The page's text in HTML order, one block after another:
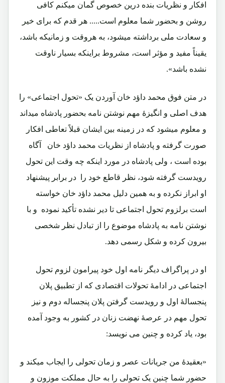
افکار و نظریات بنده درین خصوص گمان میکنم کافی
روشن و بحضور شما معلوم است..... هر قدم که برای خیر
و سعادت ملی برداشته میشود، به هروقت و زمانیکه باشد،
یقیناً مفید و مؤثر است، مشروط براینکه بسیار ناوقت
نشده باشد».
در متن فوق محمد داؤد خان آوردن یک «تحول اجتماعی» را
هدف اصلی و انگیزۀ مهم نوشتن نامه بحضور پادشاه میداند
و معلوم میشود که در زمینه بین ایشان قبلاً تعاطی افکار
صورت گرفته و پادشاه از نظریات محمد داؤد خان آگاه
بوده است ، ولی پادشاه در مورد اینکه چه وقت این تحول
رویدست گرفته شود، نظر قاطع خود را در برابر پیشنهاد
او ابراز نکرده و به همین دلیل محمد داؤد خان خواسته
است برلزوم تحول اجتماعی تا دیر نشده تأکید نموده و با
نوشتن نامه به پادشاه موضوع را از تبادل نظر شخصی
بیرون کرده و شکل رسمی دهد.
او در پراگراف دیگر نامه اول خود پیرامون لزوم تحول
اجتماعی در ادامۀ تحولات اقتصادی که از تطبیق پلان
پنجسالۀ اول و رویدست گرفتن پلان پنجساله دوم و نیز
تحول مهم در عرصۀ نهضت زنان در کشور به وجود آمده
بود، یاد کرده و چنین می نویسد:
«بعقیدۀ من جریانات عصر و زمان تحولی را ایجاب میکند و
حضور شما چنین یک تحولی را به حال مملکت موزون و